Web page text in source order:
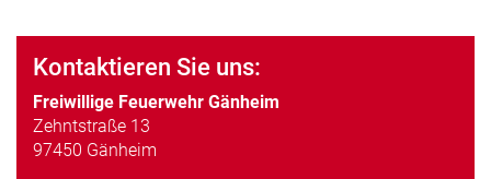
Kontaktieren Sie uns:
Freiwillige Feuerwehr Gänheim
Zehntstraße 13
97450 Gänheim